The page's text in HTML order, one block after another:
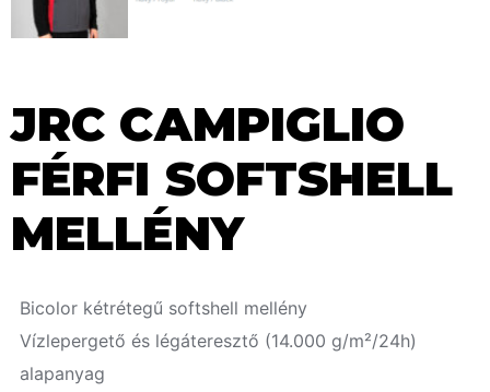
JRC CAMPIGLIO
FÉRFI SOFTSHELL
MELLÉNY
Bicolor kétrétegű softshell mellény
Vízlepergető és légáteresztő (14.000 g/m²/24h)
alapanyag